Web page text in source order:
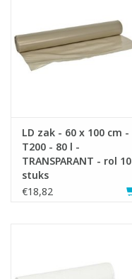
LD zak - 60 x 100 cm -
T200 - 80 l -
TRANSPARANT - rol 10
stuks
€18,82